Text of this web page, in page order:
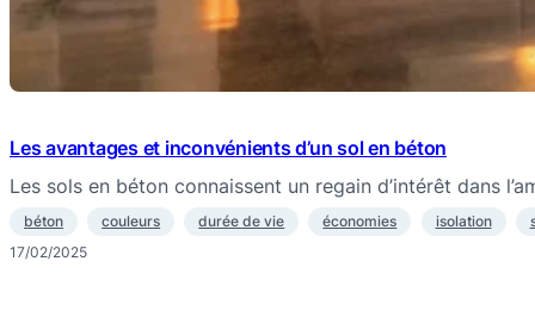
Les avantages et inconvénients d’un sol en béton
Les sols en béton connaissent un regain d’intérêt dans
béton couleurs durée de vie économies isolation
17/02/2025